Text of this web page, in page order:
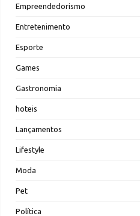
Empreendedorismo
Entretenimento
Esporte
Games
Gastronomia
hoteis
Lançamentos
Lifestyle
Moda
Pet
Política